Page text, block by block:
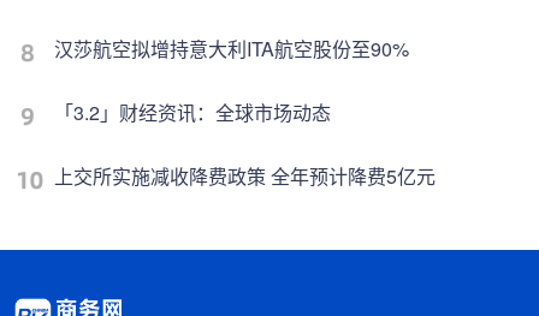
汉莎航空拟增持意大利ITA航空股份至90%
「3.2」财经资讯：全球市场动态
上交所实施减收降费政策 全年预计降费5亿元